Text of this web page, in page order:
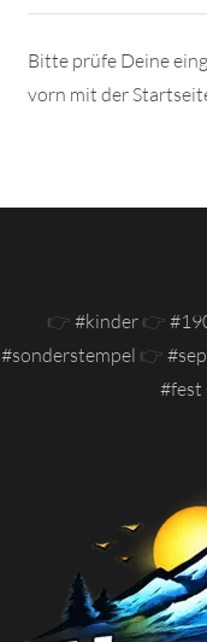
Bitte prüfe Deine
vorn mit der
👉 #kinder👉
#sonderstempel 👉
#fest